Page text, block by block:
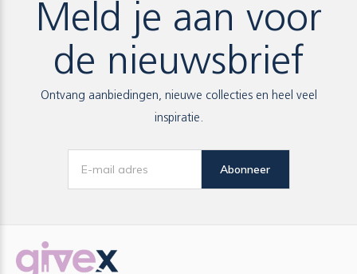
Meld je aan voor
de nieuwsbrief
Ontvang aanbiedingen, nieuwe collecties en heel veel
inspiratie.
Abonneer